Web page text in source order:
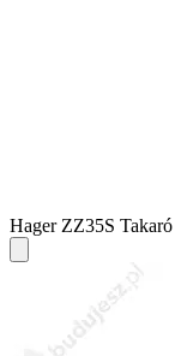
Hager ZZ35S